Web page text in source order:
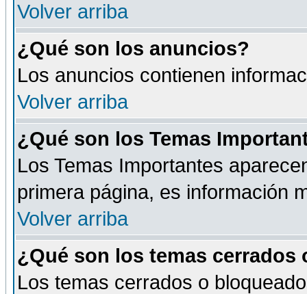
Volver arriba
¿Qué son los anuncios?
Los anuncios contienen
Volver arriba
¿Qué son los Temas
Los Temas Importantes
primera página, es información
Volver arriba
¿Qué son los temas cerrados
Los temas cerrados o